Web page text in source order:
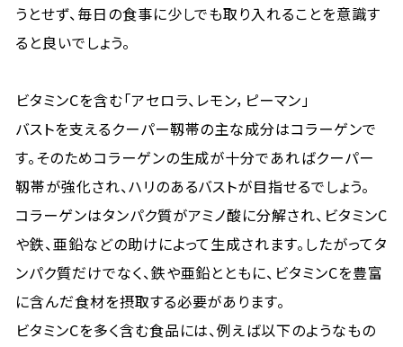
うとせず、毎日の食事に少しでも取り入れることを意識す
ると良いでしょう。
ビタミンCを含む「アセロラ、レモン，ピーマン」
バストを支えるクーパー靱帯の主な成分はコラーゲンで
す。そのためコラーゲンの生成が十分であればクーパー
靱帯が強化され、ハリのあるバストが目指せるでしょう。
コラーゲンはタンパク質がアミノ酸に分解され、ビタミンC
や鉄、亜鉛などの助けによって生成されます。したがってタ
ンパク質だけでなく、鉄や亜鉛とともに、ビタミンCを豊富
に含んだ食材を摂取する必要があります。
ビタミンCを多く含む食品には、例えば以下のようなもの